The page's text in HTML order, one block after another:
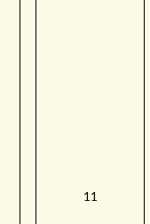
11